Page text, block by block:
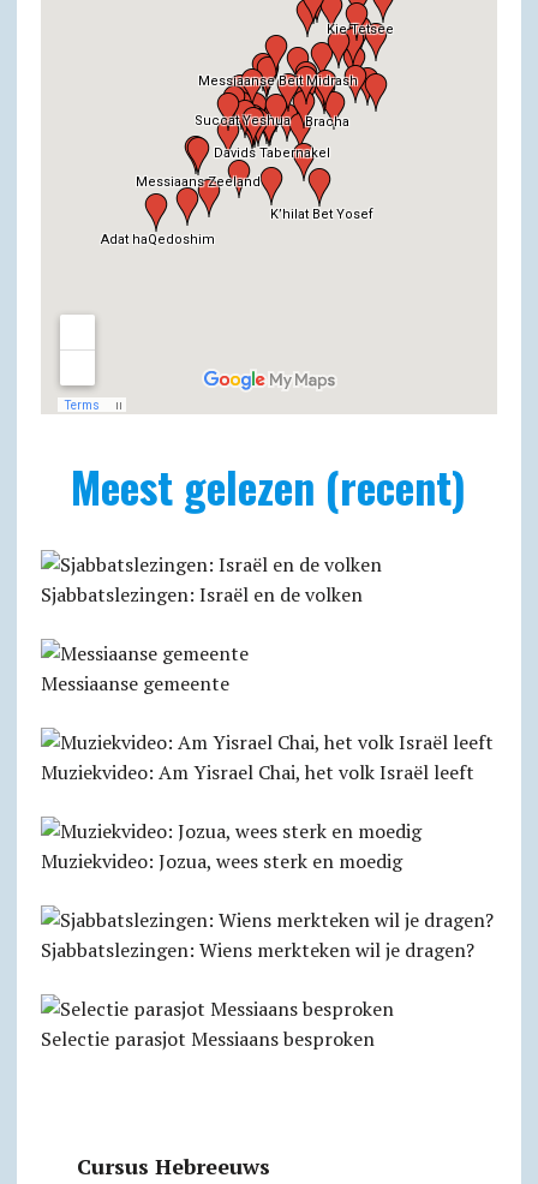
Meest gelezen (recent)
Sjabbatslezingen: Israël en de volken
Messiaanse gemeente
Muziekvideo: Am Yisrael Chai, het volk Israël leeft
Muziekvideo: Jozua, wees sterk en moedig
Sjabbatslezingen: Wiens merkteken wil je dragen?
Selectie parasjot Messiaans besproken
Cursus Hebreeuws